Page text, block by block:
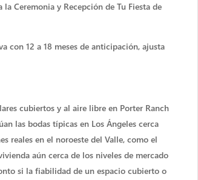
Ceremonia y Recepción de Tu Fiesta de
con 12 a 18 meses de anticipación, ajusta
cubiertos y al aire libre en Porter Ranch
las bodas típicas en Los Ángeles cerca
reales en el noroeste del Valle, como el
aún cerca de los niveles de mercado
si la fiabilidad de un espacio cubierto o